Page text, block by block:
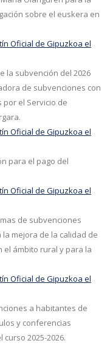
sobre el euskera en
Oficial de Gipuzkoa el
la subvención del 2026
de subvenciones con
el Servicio de
Oficial de Gipuzkoa el
para el pago del
Oficial de Gipuzkoa el
de subvenciones
mejora de la calidad de
ámbito rural y para la
Oficial de Gipuzkoa el
a habitantes de
y conferencias
2025-2026.